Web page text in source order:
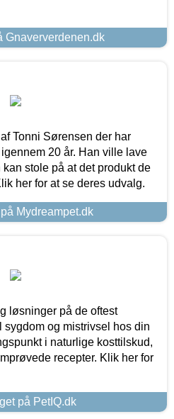
Gnaververdenen.dk
Tonni Sørensen der har
20 år. Han ville lave
stole på at det produkt de
her for at se deres udvalg.
Mydreampet.dk
løsninger på de oftest
sygdom og mistrivsel hos din
i naturlige kosttilskud,
recepter. Klik her for
på PetIQ.dk